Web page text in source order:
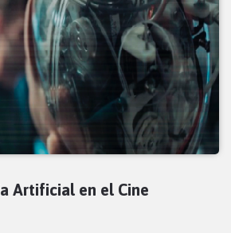
Artificial en el Cine